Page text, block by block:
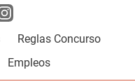
Reglas Concurso
Empleos